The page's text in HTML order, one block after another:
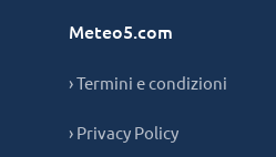
Meteo5.com
› Termini e condizioni
› Privacy Policy